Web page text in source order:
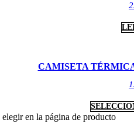
CAMISETA
en la página de producto